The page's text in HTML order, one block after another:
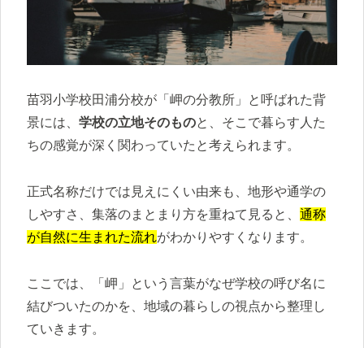
苗羽小学校田浦分校が「岬の分教所」と呼ばれた背
景には、 学校の立地そのものと、そこで暮らす人た
ちの感覚が深く関わっていたと考えられます。
正式名称だけでは見えにくい由来も、地形や通学の
しやすさ、集落のまとまり方を重ねて見ると、 通称
が自然に生まれた流れがわかりやすくなります。
ここでは、「岬」という言葉がなぜ学校の呼び名に
結びついたのかを、地域の暮らしの視点から整理し
ていきます。